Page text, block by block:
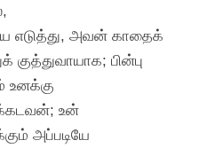
எடுத்து, அவன் காதைக்
பின்பு
உனக்கு
உன்
அப்படியே